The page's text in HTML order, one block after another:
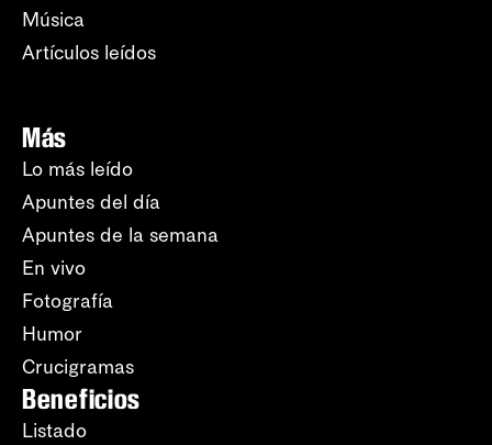
Música
Artículos leídos
Más
Lo más leído
Apuntes del día
Apuntes de la semana
En vivo
Fotografía
Humor
Crucigramas
Beneficios
Listado